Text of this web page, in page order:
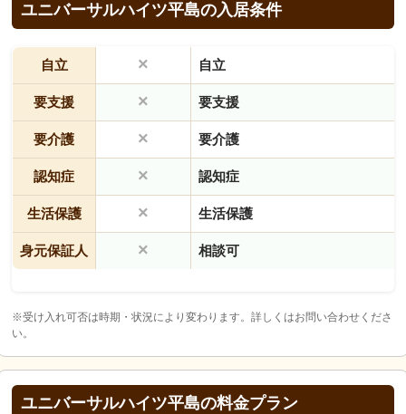
ユニバーサルハイツ平島の入居条件
自立 × 自立
要支援 × 要支援
要介護 × 要介護
認知症 × 認知症
生活保護 × 生活保護
身元保証人 × 相談可
※受け入れ可否は時期・状況により変わります。詳しくはお問い合わせくださ
い。
ユニバーサルハイツ平島の料金プラン